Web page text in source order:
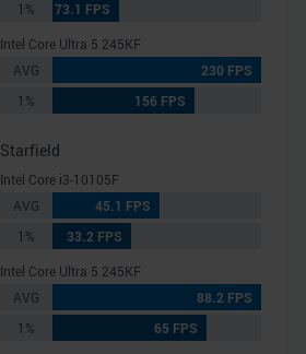
1%
73.1 FPS
Intel Core Ultra 5 245KF
AVG
230 FPS
1%
156 FPS
Starfield
Intel Core i3-10105F
AVG
45.1 FPS
1%
33.2 FPS
Intel Core Ultra 5 245KF
AVG
88.2 FPS
1%
65 FPS